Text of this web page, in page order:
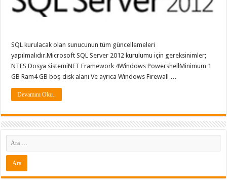
SQL kurulacak olan sunucunun tüm güncellemeleri
yapılmalıdır.Microsoft SQL Server 2012 kurulumu için gereksinimler;
NTFS Dosya sistemiNET Framework 4Windows PowershellMinimum 1
GB Ram4 GB boş disk alanı Ve ayrıca Windows Firewall …
Devamını Oku..